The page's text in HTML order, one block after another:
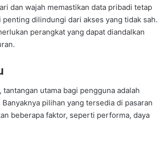
dan wajah memastikan data pribadi tetap
dilindungi dari akses yang tidak sah.
perangkat yang dapat diandalkan
utama bagi pengguna adalah
pilihan yang tersedia di pasaran
beberapa faktor, seperti performa, daya